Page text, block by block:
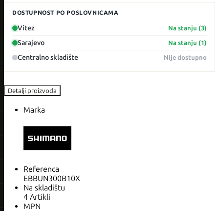
DOSTUPNOST PO POSLOVNICAMA
Vitez Na stanju (3)
Sarajevo Na stanju (1)
Centralno skladište Nije dostupno
Detalji proizvoda
Marka
Referenca
EBBUN300B10X
Na skladištu
4 Artikli
MPN